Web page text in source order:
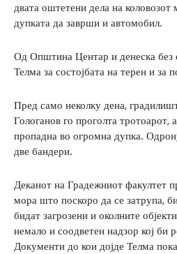
двата оштетени дела на коловозот
дупката да заврши и автомобил.
Од Општина Центар и денеска без
Телма за состојбата на терен и за
Пред само неколку дена,
Гологанов го проголта тротоарот,
пропадна во огромна дупка.
две бандери.
Деканот на Градежниот факултет
мора што поскоро да се затрупа,
бидат загрозени и околните
немало и соодветен надзор кој би
Документи до кои дојде Телма